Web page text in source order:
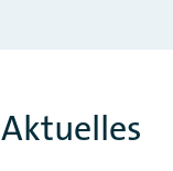
Aktuelles